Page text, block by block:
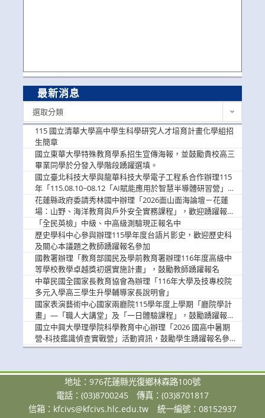
最新消息
選取分類
115 國立清華大學高中學生科學研究人才培育計畫化學組招
生簡章
國立東華大學特殊教育學系招生宣傳海報，並鼓勵貴校高三
畢業同學於分發入學階段踴躍選填。
國立臺北科技大學與龍華科技大學電子工程系合作辦理115
年「115.08.10~08.12「AI賦能應用於智慧半導體研習營」，
歡迎學生踴躍報名參加
花蓮縣政府委請秀林國中辦理「2026面山面海論壇－花蓮
場：山野、海洋教育與戶外安全實務課程」，歡迎踴躍報名
參加
「全民英檢」中級、中高級測驗現正報名中
歷史學科中心參與辦理115學年度台語片影史，歡迎歷史科
及關心本議題之教師踴躍報名參加
國教署辦理「教育部國民及學前教育署辦理116年度高級中
等學校教學卓越獎初選實施計畫」，鼓勵教師踴躍報名
中華民國全國家長教育協會為辦理「116年大學及技專校院
多元入學高三學生升學輔導家長說明會」
國家表演藝術中心國家兩廳院115學年度上學期「廳院學計
畫」—「職人大講堂」及「一日體驗課程」，鼓勵踴躍報名
參與。
國立中興大學理學院科學教育中心辦理「2026 國高中暑期
營-科技鑑識偵查實戰營」活動資訊，鼓勵學生踴躍報名參
加。
地址：976花蓮縣光復鄉林森路100號
電話：(03)8700245
傳真：(03)8701817
信箱： kfcivs@kfcivs.hlc.edu.tw
統一編號：08152937